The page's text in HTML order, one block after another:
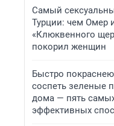
Самый
Турции: чем Омер
«Клюквенного
покорил женщин
Быстро
соспеть зеленые
дома — пять
эффективных